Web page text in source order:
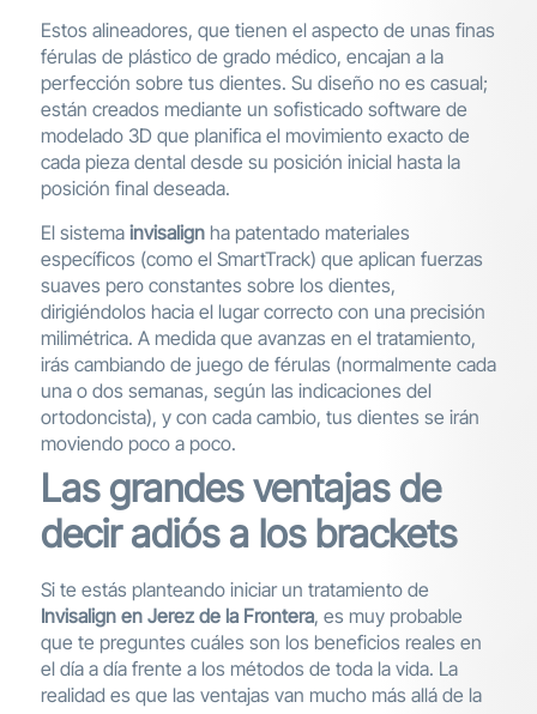
Estos alineadores, que tienen el aspecto de unas finas
férulas de plástico de grado médico, encajan a la
perfección sobre tus dientes. Su diseño no es casual;
están creados mediante un sofisticado software de
modelado 3D que planifica el movimiento exacto de
cada pieza dental desde su posición inicial hasta la
posición final deseada.
El sistema invisalignha patentado materiales
específicos (como el SmartTrack) que aplican fuerzas
suaves pero constantes sobre los dientes,
dirigiéndolos hacia el lugar correcto con una precisión
milimétrica. A medida que avanzas en el tratamiento,
irás cambiando de juego de férulas (normalmente cada
una o dos semanas, según las indicaciones del
ortodoncista), y con cada cambio, tus dientes se irán
moviendo poco a poco.
Las grandes ventajas de
decir adiós a los brackets
Si te estás planteando iniciar un tratamiento de
Invisalign en Jerez de la Frontera, es muy probable
que te preguntes cuáles son los beneficios reales en
el día a día frente a los métodos de toda la vida. La
realidad es que las ventajas van mucho más allá de la